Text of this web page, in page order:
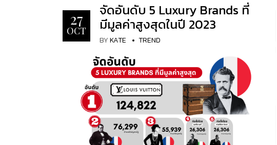
บอกได้อย่างไร ว่ากำไลข้อมือรุ่นดังที่คุณเป็นเจ้าของอยู่
เป็นของจริงหรือของลอกเลียนแบบ KATEXOXO เปิด
คัมภีร์เปรียบเทียบของแท้และของปลอมจุดต่อจุด พร้อม
วิธีสังเกตหากพบว่ามันเป็นของลอกเลียนแบบ 1. รูป
ทรงของสร้อยข้อมือ Hermès Clic Clac H สร้อยข้อมือ
Hermès Clic Clac H ดั้งเดิมจะมีรูปทรงวงรีเพื่อให้พอดี
กับข้อมือได้สบาย แต่ของปลอมมักจะมีลักษณะเป็นทรง
กลม Clic Clac H ปลอมไม่ว่ามันจะดูเหมือนของแท้แค่
ไหน ก็ไม่มีวันได้รับแก่นแท้ของความสง่างาม ดังนั้น
โปรดจำเคล็ดลับเหล่านี้เพื่อหลีกเลี่ยงการได้รับกำไลข้อ
มือ Hermès ของปลอม ตัวสลักคำว่า "HERMES" ควร
27
OCT
จัดอันดับ 5 Luxury Brands ที่
มีมูลค่าสูงสุดในปี 2023
BYKATE TREND